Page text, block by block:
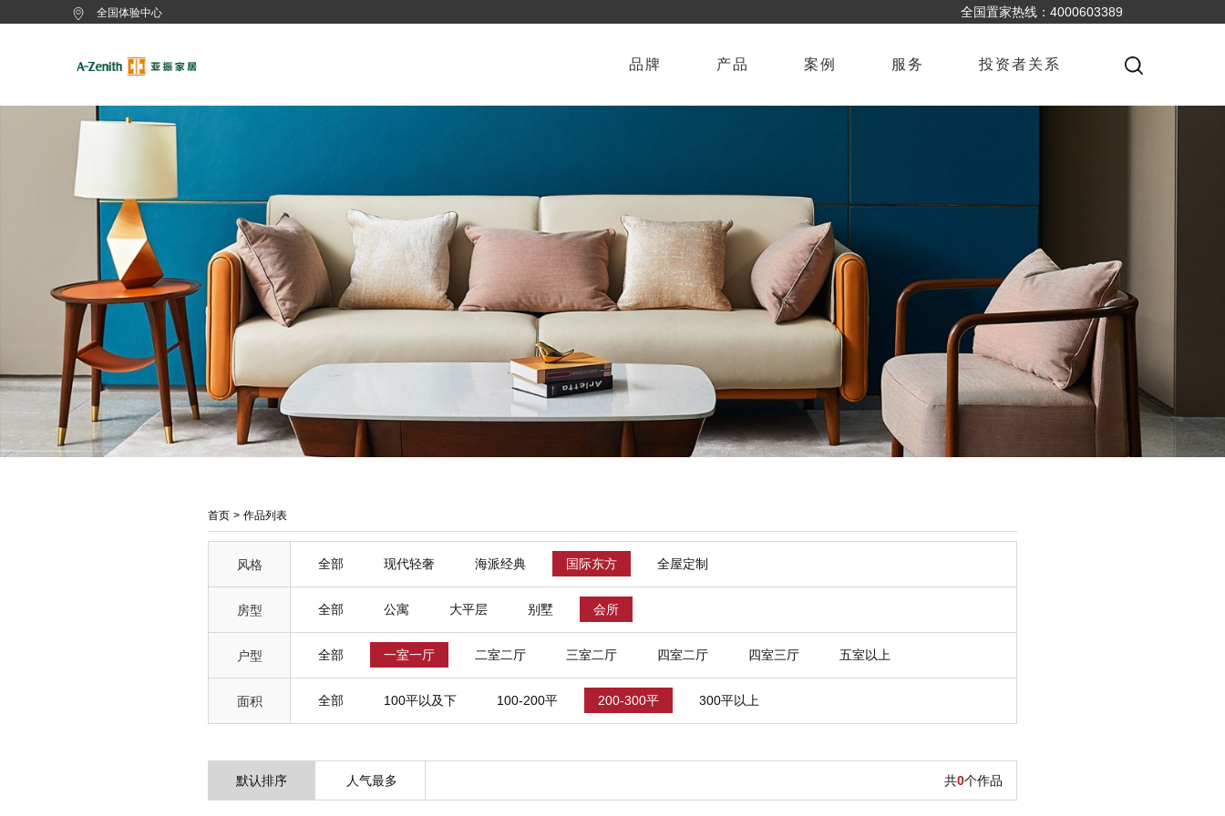
全国体验中心 全国置家热线：4000603389
品牌 产品 案例 服务 投资者关系
首页 > 作品列表
风格 全部 现代轻奢 海派经典 国际东方 全屋定制
房型 全部 公寓 大平层 别墅 会所
户型 全部 一室一厅 二室二厅 三室二厅 四室二厅 四室三厅 五室以上
面积 全部 100平以及下 100-200平 200-300平 300平以上
默认排序 人气最多 共0个作品